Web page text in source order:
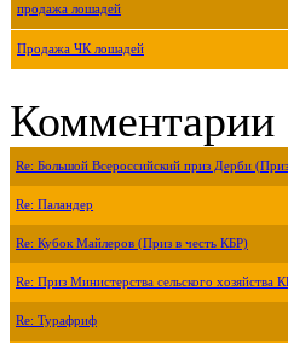
продажа лошадей
Продажа ЧК лошадей
Комментарии
Re: Большой Всероссийский приз Дерби
Re: Паландер
Re: Кубок Майлеров (Приз в честь КБР)
Re: Приз Министерства сельского хозяйства
Re: Турафриф